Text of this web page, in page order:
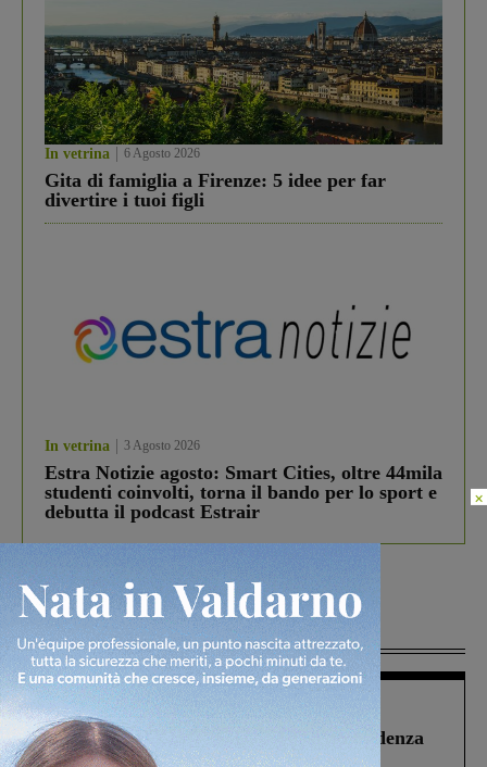
In vetrina 6 Agosto 2026
Gita di famiglia a Firenze: 5 idee per far
divertire i tuoi figli
In vetrina 3 Agosto 2026
Estra Notizie agosto: Smart Cities, oltre 44mila
studenti coinvolti, torna il bando per lo sport e
debutta il podcast Estrair
Più lette
Figline Incisa Valdarno 1 Agosto 2026
Piscina di Figline finanziata oltre la scadenza
Pnrr, il gruppo di Fratelli d’Italia: “Un
×